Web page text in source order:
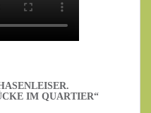
IM QUARTIER“